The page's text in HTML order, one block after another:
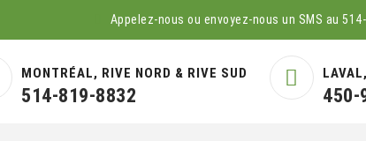
Appelez-nous ou envoyez-nous un SMS au
MONTRÉAL, RIVE NORD & RIVE SUD
514-819-8832 450-